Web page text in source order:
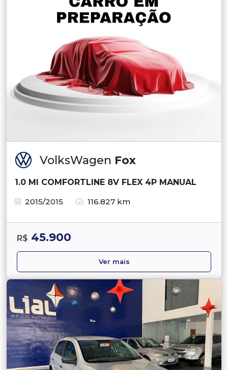
VolksWagen Fox
1.0 MI COMFORTLINE 8V FLEX 4P MANUAL
2015/2015
116.827 km
R$ 45.900
Ver mais